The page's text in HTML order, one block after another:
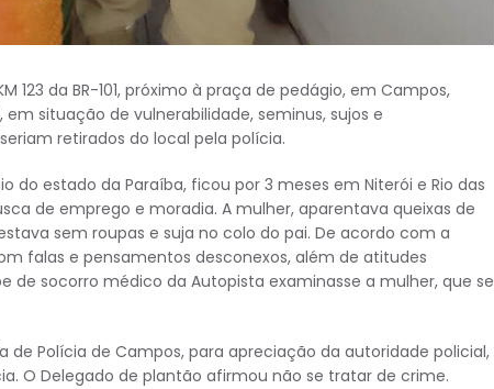
123 da BR-101, próximo à praça de pedágio, em Campos,
situação de vulnerabilidade, seminus, sujos e
retirados do local pela polícia.
do estado da Paraíba, ficou por 3 meses em Niterói e Rio das
de emprego e moradia. A mulher, aparentava queixas de
sem roupas e suja no colo do pai. De acordo com a
falas e pensamentos desconexos, além de atitudes
de socorro médico da Autopista examinasse a mulher, que se
de Polícia de Campos, para apreciação da autoridade policial,
O Delegado de plantão afirmou não se tratar de crime.